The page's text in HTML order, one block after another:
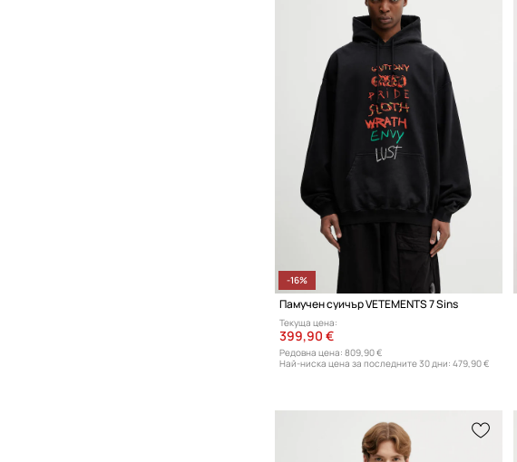
-16%
Памучен суичър VETEMENTS 7 Sins
Текуща цена:
399,90 €
Редовна цена: 809,90 €
Най-ниска цена за последните 30 дни: 479,90 €